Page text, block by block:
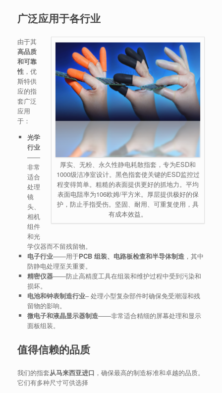
广泛应用于各行业
厚实、无粉、永久性静电耗散指套，专为ESD和
1000级洁净室设计。黑色指套使关键的ESD监控过
程变得简单。粗糙的表面提供更好的抓地力。平均
表面电阻率为106欧姆/平方米。厚层提供极好的保
护，防止手指受伤。坚固、耐用、可重复使用，具
有成本效益。
由于其
高品质
和可靠
性 ，优
斯特供
应的指
套广泛
应用
于：
光学
行业
——
非常
适合
处理
镜
头、
相机
组件
和光
学仪器而不留残留物。
电子行业——用于PCB 组装、电路板检查和半导体制造，其中
防静电处理至关重要。
精密仪器——防止高精度工具在组装和维护过程中受到污染和
损坏。
电池和钟表制造行业– 处理小型复杂部件时确保免受潮湿和残
留物的影响。
微电子和液晶显示器制造——非常适合精细的屏幕处理和显示
面板组装。
值得信赖的品质
我们的指套从马来西亚进口 ，确保最高的制造标准和卓越的品质。
它们有多种尺寸可供选择